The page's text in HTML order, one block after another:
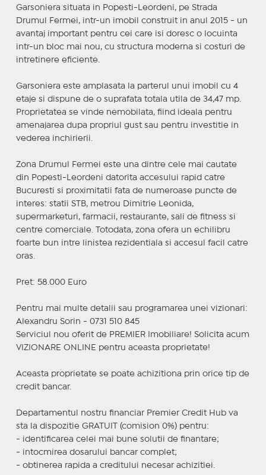
Garsoniera situata in Popesti-Leordeni, pe Strada
Drumul Fermei, intr-un imobil construit in anul 2015 - un
avantaj important pentru cei care isi doresc o locuinta
intr-un bloc mai nou, cu structura moderna si costuri de
intretinere eficiente.
Garsoniera este amplasata la parterul unui imobil cu 4
etaje si dispune de o suprafata totala utila de 34,47 mp.
Proprietatea se vinde nemobilata, fiind ideala pentru
amenajarea dupa propriul gust sau pentru investitie in
vederea inchirierii.
Zona Drumul Fermei este una dintre cele mai cautate
din Popesti-Leordeni datorita accesului rapid catre
Bucuresti si proximitatii fata de numeroase puncte de
interes: statii STB, metrou Dimitrie Leonida,
supermarketuri, farmacii, restaurante, sali de fitness si
centre comerciale. Totodata, zona ofera un echilibru
foarte bun intre linistea rezidentiala si accesul facil catre
oras.
Pret: 58.000 Euro
Pentru mai multe detalii sau programarea unei vizionari:
Alexandru Sorin - 0731 510 845
Serviciul nou oferit de PREMIER Imobiliare! Solicita acum
VIZIONARE ONLINE pentru aceasta proprietate!
Aceasta proprietate se poate achizitiona prin orice tip de
credit bancar.
Departamentul nostru financiar Premier Credit Hub va
sta la dispozitie GRATUIT (comision 0%) pentru:
- identificarea celei mai bune solutii de finantare;
- intocmirea dosarului bancar complet;
- obtinerea rapida a creditului necesar achizitiei.